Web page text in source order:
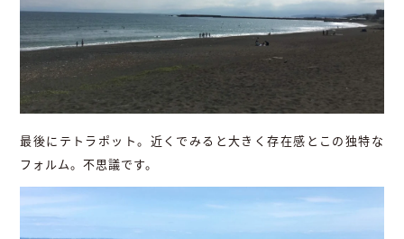
最後にテトラポット。近くでみると大きく存在感とこの独特な
フォルム。不思議です。